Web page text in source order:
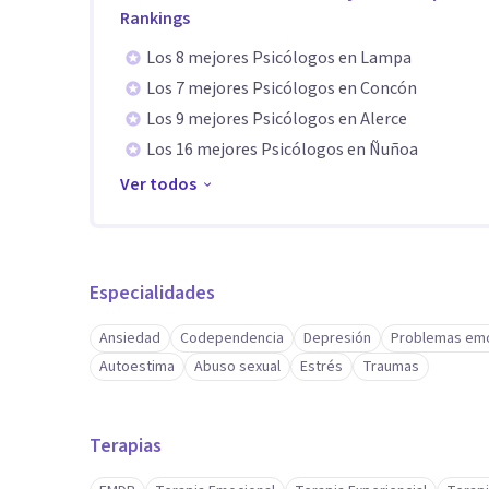
Aptitudes
En mi práctica terapéutica integro tres enfoques que
complementaria.
🌿La Terapia Gestalt invita a tomar conciencia de
diferencia de enfoques centrados solo en el pasado,
favorecer el desarrollo de responsabilidad personal,
sobre el campo energético del cuerpo. A través de
permite liberar bloqueos emocionales y memorias
transformación desde el alma.
🌿La Terapia T.I.C.® (Técnicas de Integración
tratamiento de traumas, ansiedad y estrés,
sistema nervioso.
Rankings
Los 8 mejores Psicólogos en Lampa
Los 7 mejores Psicólogos en Concón
Los 9 mejores Psicólogos en Alerce
Los 16 mejores Psicólogos en Ñuñoa
Ver todos
Especialidades
Ansiedad Codependencia Depresión Problemas
Autoestima
Abuso sexual Estrés Traumas
Terapias